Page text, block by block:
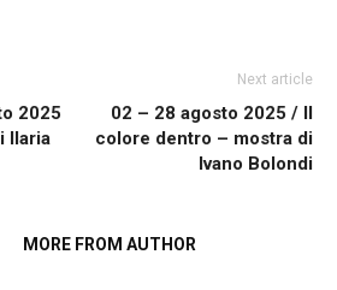
2025
Ilaria
Next article
02 – 28 agosto 2025 / Il
colore dentro – mostra di
Ivano Bolondi
MORE FROM AUTHOR